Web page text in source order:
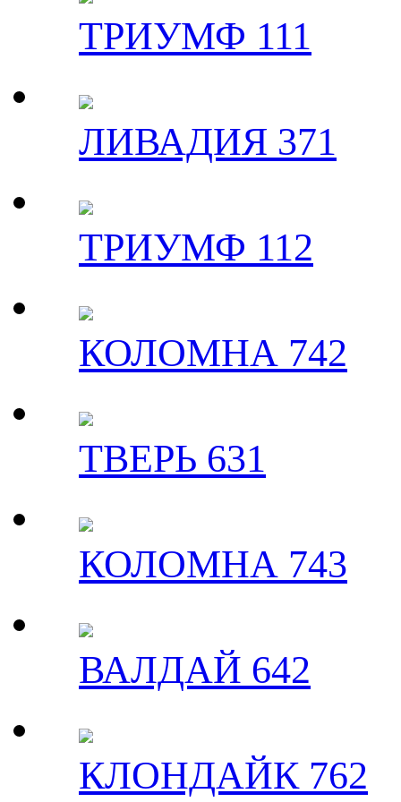
ТРИУМФ 111
ЛИВАДИЯ 371
ТРИУМФ 112
КОЛОМНА 742
ТВЕРЬ 631
КОЛОМНА 743
ВАЛДАЙ 642
КЛОНДАЙК 762